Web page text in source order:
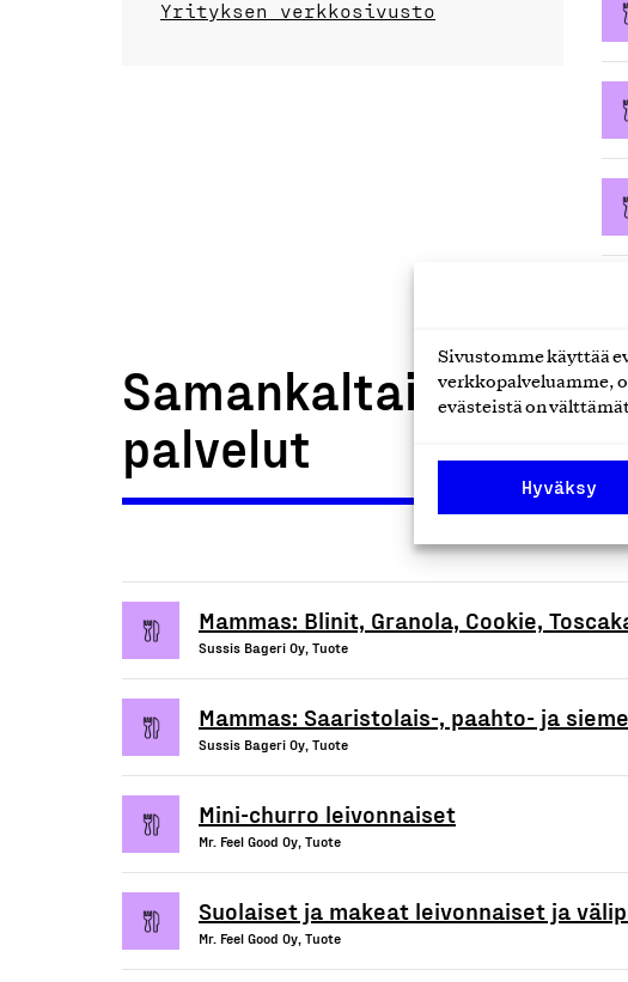
Sivustomme käyttää
verkkopalveluamme,
evästeistä on
Hyväksy
Yrityksen verkkosivusto
Samankaltaiset
palvelut
Mammas: Blinit, Granola, Cookie,
Sussis Bageri Oy, Tuote
Mammas: Saaristolais-, paahto- ja
Sussis Bageri Oy, Tuote
Mini-churro leivonnaiset
Mr. Feel Good Oy, Tuote
Suolaiset ja makeat leivonnaiset ja
Mr. Feel Good Oy, Tuote